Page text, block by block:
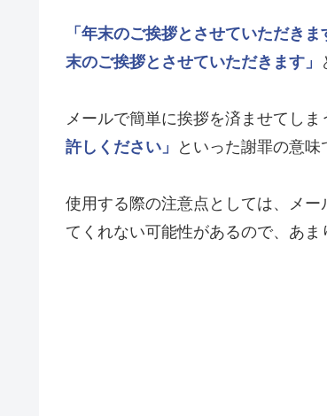
「年末のご挨拶とさせていただきま
末のご挨拶とさせていただきます」
メールで簡単に挨拶を済ませてしま
許しください」
といった謝罪の意味
使用する際の注意点としては、メ
てくれない可能性があるので、あま